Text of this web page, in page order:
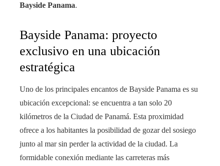
Bayside Panama.
Bayside Panama: proyecto
exclusivo en una ubicación
estratégica
Uno de los principales encantos de Bayside Panama es su
ubicación excepcional: se encuentra a tan solo 20
kilómetros de la Ciudad de Panamá. Esta proximidad
ofrece a los habitantes la posibilidad de gozar del sosiego
junto al mar sin perder la actividad de la ciudad. La
formidable conexión mediante las carreteras más